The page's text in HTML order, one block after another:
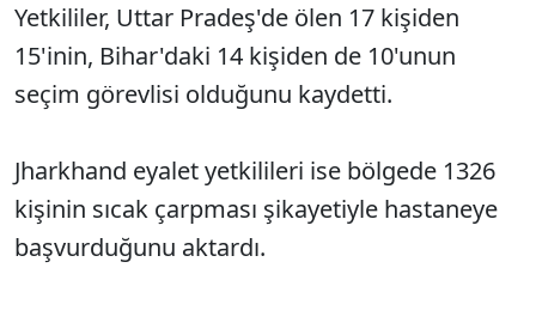
Yetkililer, Uttar Pradeş'de ölen 17 kişiden
15'inin, Bihar'daki 14 kişiden de 10'unun
seçim görevlisi olduğunu kaydetti.
Jharkhand eyalet yetkilileri ise bölgede 1326
kişinin sıcak çarpması şikayetiyle hastaneye
başvurduğunu aktardı.